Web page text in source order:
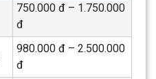
750.000 đ – 1.750.000
đ
980.000 đ – 2.500.000
đ